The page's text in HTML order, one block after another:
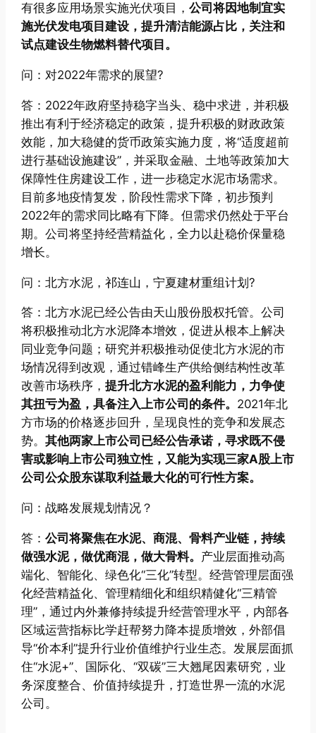
有很多应用场景实施光伏项目，公司将因地制宜实
施光伏发电项目建设，提升清洁能源占比，关注和
试点建设生物燃料替代项目。
问：对2022年需求的展望?
答：2022年政府坚持稳字当头、稳中求进，并积极
推出有利于经济稳定的政策，提升积极的财政政策
效能，加大稳健的货币政策实施力度，将“适度超前
进行基础设施建设”，并采取金融、土地等政策加大
保障性住房建设工作，进一步稳定水泥市场需求。
目前多地疫情复发，阶段性需求下降，初步预判
2022年的需求同比略有下降。但需求仍然处于平台
期。公司将坚持经营精益化，全力以赴稳价保量稳
增长。
问：北方水泥，祁连山，宁夏建材重组计划?
答：北方水泥已经公告由天山股份股权托管。公司
将积极推动北方水泥降本增效，促进从根本上解决
同业竞争问题；研究并积极推动促使北方水泥的市
场情况得到改观，通过错峰生产供给侧结构性改革
改善市场秩序，提升北方水泥的盈利能力，力争使
其扭亏为盈，具备注入上市公司的条件。 2021年北
方市场的价格逐步回升，呈现良性的竞争和发展态
势。其他两家上市公司已经公告承诺，寻求既不侵
害或影响上市公司独立性，又能为实现三家A股上市
公司公众股东谋取利益最大化的可行性方案。
问：战略发展规划情况？
答：公司将聚焦在水泥、商混、骨料产业链，持续
做强水泥，做优商混，做大骨料。 产业层面推动高
端化、智能化、绿色化“三化”转型。经营管理层面强
化经营精益化、管理精细化和组织精健化“三精管
理”，通过内外兼修持续提升经营管理水平，内部各
区域运营指标比学赶帮努力降本提质增效，外部倡
导“价本利”提升行业价值维护行业生态。发展层面抓
住“水泥+”、国际化、“双碳”三大翘尾因素研究，业
务深度整合、价值持续提升，打造世界一流的水泥
公司。